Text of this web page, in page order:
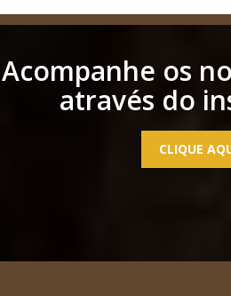
Acompanhe os
através do
CLIQUE